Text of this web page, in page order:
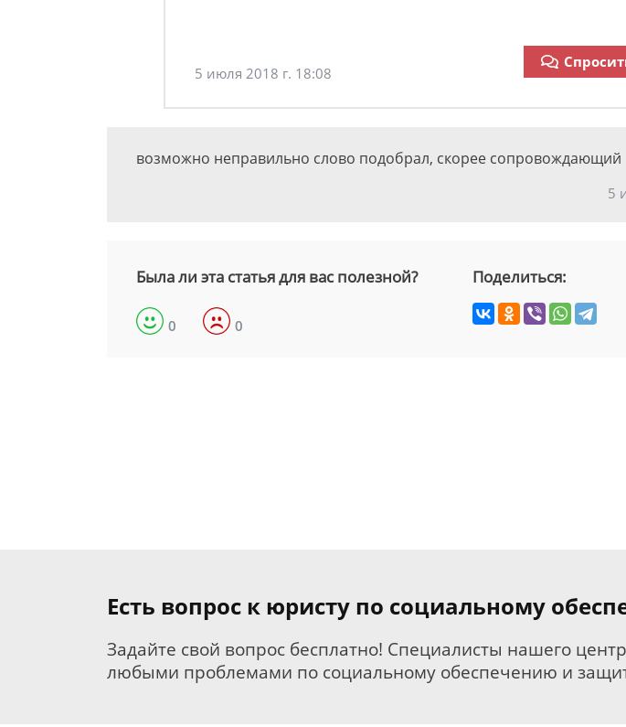
5 июля 2018 г. 18:08
возможно неправильно слово подобрал, скорее сопровождающий
5
Была ли эта статья для вас полезной?
0 0
Поделиться:
Есть вопрос к юристу по социальному
Задайте свой вопрос бесплатно! Специалисты нашего
любыми проблемами по социальному обеспечению и